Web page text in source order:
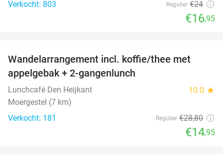
Verkocht: 803 Regulier €24
€16,95
Wandelarrangement incl. koffie/thee met
appelgebak + 2-gangenlunch
Lunchcafé Den Heijkant 10.0 star
Moergestel (7 km)
Verkocht: 181
Regulier €28,80
€14,95